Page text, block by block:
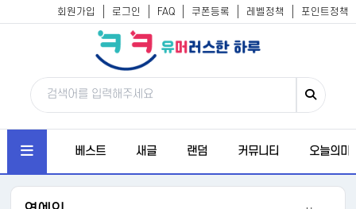
회원가입 로그인 FAQ 쿠폰등록 레벨정책 포인트정책
베스트 새글 랜덤 커뮤니티 오늘의미